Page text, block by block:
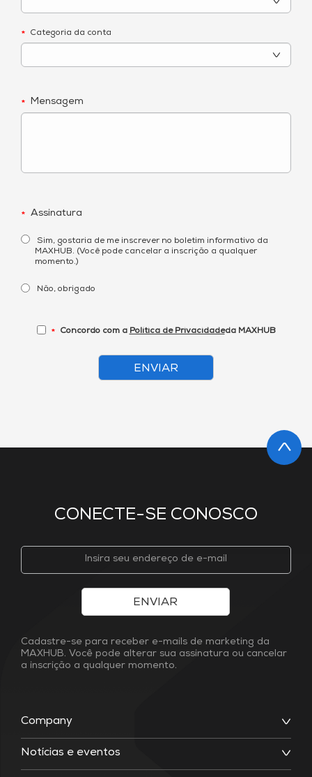
* Categoria da conta
* Mensagem
* Assinatura
Sim, gostaria de me inscrever no boletim informativo da
MAXHUB. (Você pode cancelar a inscrição a qualquer
momento.)
Não, obrigado
* Concordo com a Política de Privacidadeda MAXHUB
ENVIAR
CONECTE-SE CONOSCO
Company
Notícias e eventos
ENVIAR
Cadastre-se para receber e-mails de marketing da
MAXHUB. Você pode alterar sua assinatura ou cancelar
a inscrição a qualquer momento.